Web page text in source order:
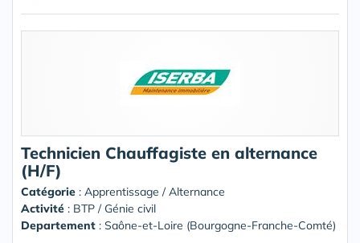
Technicien Chauffagiste en alternance
(H/F)
Catégorie : Apprentissage / Alternance
Activité : BTP / Génie civil
Departement : Saône-et-Loire (Bourgogne-Franche-Comté)